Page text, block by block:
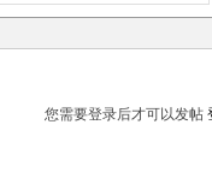
您需要登录后才可以发帖